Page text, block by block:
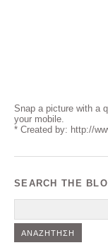
Snap a picture with a
your mobile.
* Created by: http://
SEARCH THE